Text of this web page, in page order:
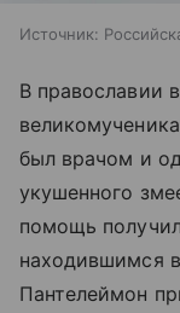
Источник:
В православии
был врачом и
укушенного
помощь
находившимся
Пантелеймон